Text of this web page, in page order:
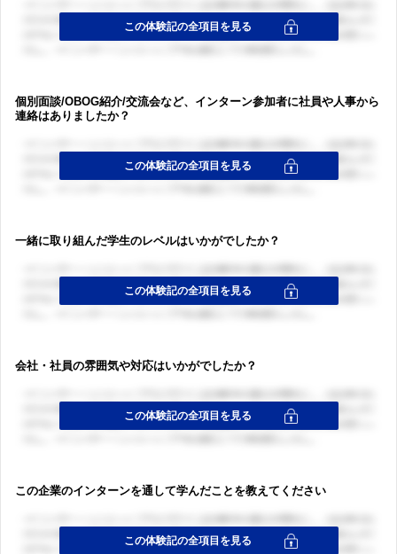
個別面談/OBOG紹介/交流会など、インターン参加者に社員や人事から
連絡はありましたか？
一緒に取り組んだ学生のレベルはいかがでしたか？
会社・社員の雰囲気や対応はいかがでしたか？
この企業のインターンを通して学んだことを教えてください